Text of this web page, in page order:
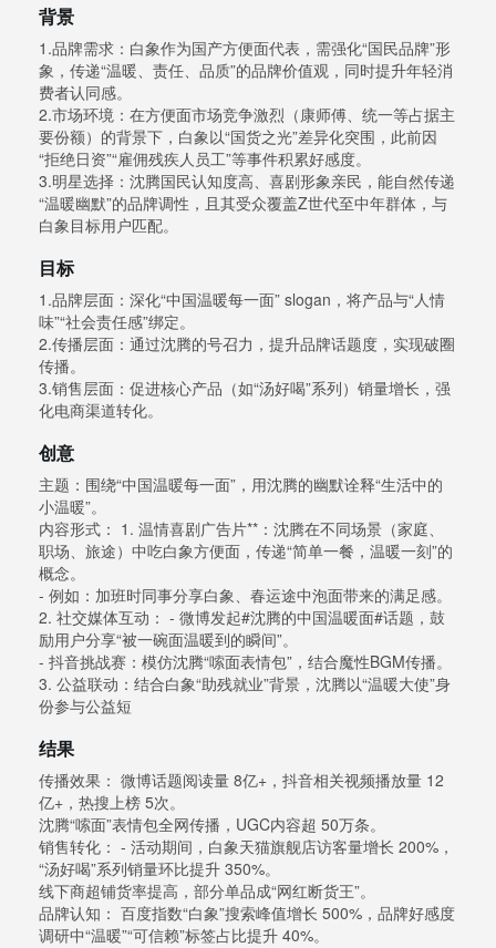
背景
1.品牌需求：白象作为国产方便面代表，需强化“国民品牌”形
象，传递“温暖、责任、品质”的品牌价值观，同时提升年轻消
费者认同感。
2.市场环境：在方便面市场竞争激烈（康师傅、统一等占据主
要份额）的背景下，白象以“国货之光”差异化突围，此前因
“拒绝日资”“雇佣残疾人员工”等事件积累好感度。
3.明星选择：沈腾国民认知度高、喜剧形象亲民，能自然传递
“温暖幽默”的品牌调性，且其受众覆盖Z世代至中年群体，与
白象目标用户匹配。
目标
1.品牌层面：深化“中国温暖每一面” slogan，将产品与“人情
味”“社会责任感”绑定。
2.传播层面：通过沈腾的号召力，提升品牌话题度，实现破圈
传播。
3.销售层面：促进核心产品（如“汤好喝”系列）销量增长，强
化电商渠道转化。
创意
主题：围绕“中国温暖每一面”，用沈腾的幽默诠释“生活中的
小温暖”。
内容形式： 1. 温情喜剧广告片**：沈腾在不同场景（家庭、
职场、旅途）中吃白象方便面，传递“简单一餐，温暖一刻”的
概念。
- 例如：加班时同事分享白象、春运途中泡面带来的满足感。
2. 社交媒体互动： - 微博发起#沈腾的中国温暖面#话题，鼓
励用户分享“被一碗面温暖到的瞬间”。
- 抖音挑战赛：模仿沈腾“嗦面表情包”，结合魔性BGM传播。
3. 公益联动：结合白象“助残就业”背景，沈腾以“温暖大使”身
份参与公益短
结果
传播效果： 微博话题阅读量 8亿+，抖音相关视频播放量 12
亿+，热搜上榜 5次。
沈腾“嗦面”表情包全网传播，UGC内容超 50万条。
销售转化： - 活动期间，白象天猫旗舰店访客量增长 200%，
“汤好喝”系列销量环比提升 350%。
线下商超铺货率提高，部分单品成“网红断货王”。
品牌认知： 百度指数“白象”搜索峰值增长 500%，品牌好感度
调研中“温暖”“可信赖”标签占比提升 40%。